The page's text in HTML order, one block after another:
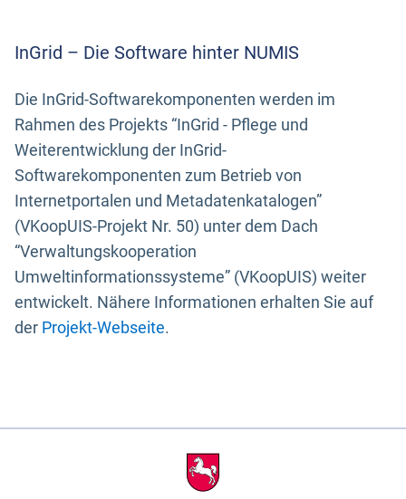
InGrid – Die Software hinter NUMIS
Die InGrid-Softwarekomponenten werden im
Rahmen des Projekts “InGrid - Pflege und
Weiterentwicklung der InGrid-
Softwarekomponenten zum Betrieb von
Internetportalen und Metadatenkatalogen”
(VKoopUIS-Projekt Nr. 50) unter dem Dach
“Verwaltungskooperation
Umweltinformationssysteme” (VKoopUIS) weiter
entwickelt. Nähere Informationen erhalten Sie auf
der Projekt-Webseite.